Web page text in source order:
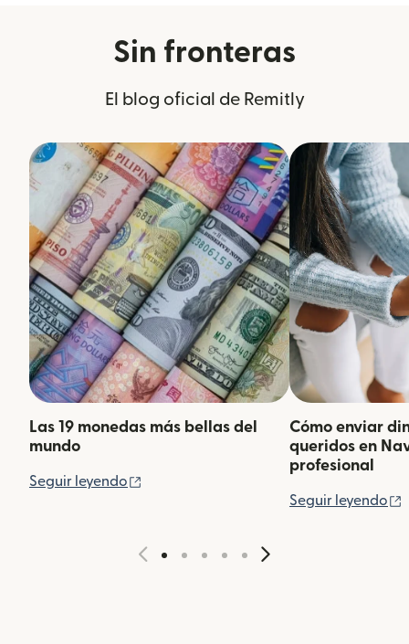
Sin fronteras
El blog oficial de Remitly
Las 19 monedas más bellas del
mundo
Seguir leyendo
Cómo enviar
queridos en
profesional
Seguir leyendo